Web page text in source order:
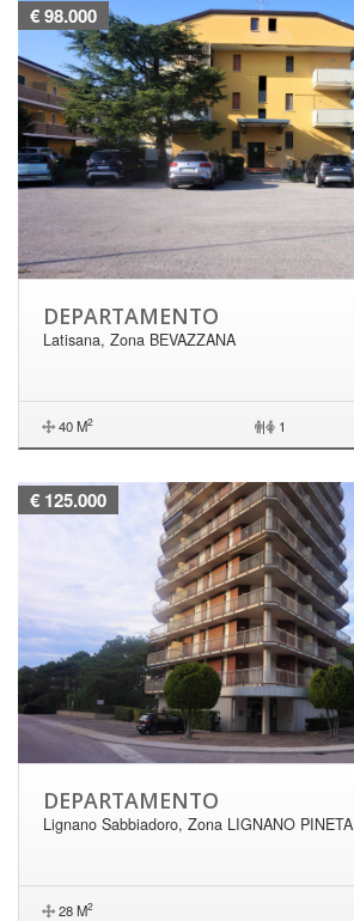
€ 98.000
DEPARTAMENTO
Latisana, Zona BEVAZZANA
40 M2 | 1
€ 125.000
DEPARTAMENTO
Lignano Sabbiadoro, Zona LIGNANO PINETA
28 M2